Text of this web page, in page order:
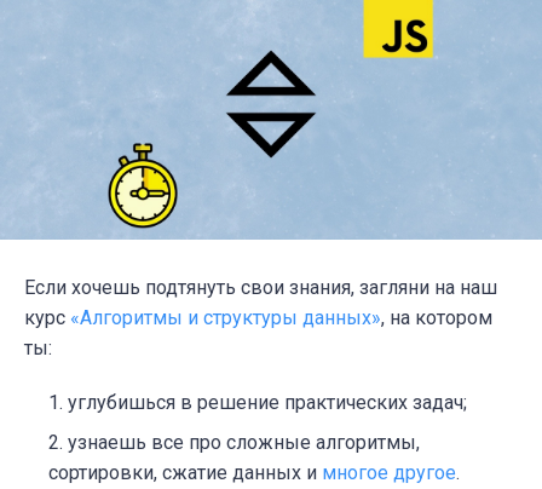
Если хочешь подтянуть свои знания, загляни на наш
курс «Алгоритмы и структуры данных», на котором
ты:
углубишься в решение практических задач;
узнаешь все про сложные алгоритмы,
сортировки, сжатие данных и многое другое.